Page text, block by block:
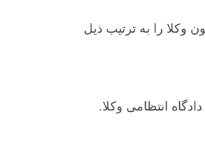
وکلای دادگستری مصوب ۱۳۳۳ وظایف کانون وکلا را به ترتیب ذیل
انتظامی وکلا.